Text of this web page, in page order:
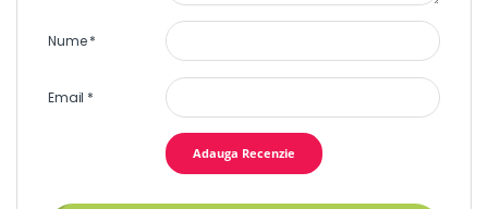
Nume*
Email *